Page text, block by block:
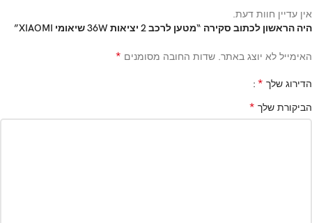
אין עדיין חוות דעת.
היה הראשון לכתוב סקירה “מטען לרכב 2 יציאות 36W שיאומי XIAOMI”
האימייל לא יוצג באתר. שדות החובה מסומנים *
הדירוג שלך *
הביקורת שלך *